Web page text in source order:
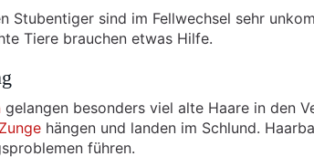
Stubentiger sind im Fellwechsel sehr
Tiere brauchen etwas Hilfe.
gelangen besonders viel alte Haare in den
Zunge hängen und landen im Schlund.
führen.